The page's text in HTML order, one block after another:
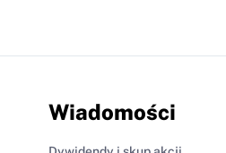
Wiadomości